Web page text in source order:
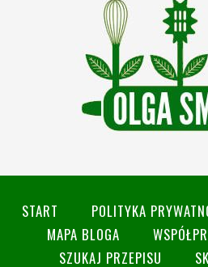
START POLITYKA
MAPA BLOGA
SZUKAJ PRZEPISU